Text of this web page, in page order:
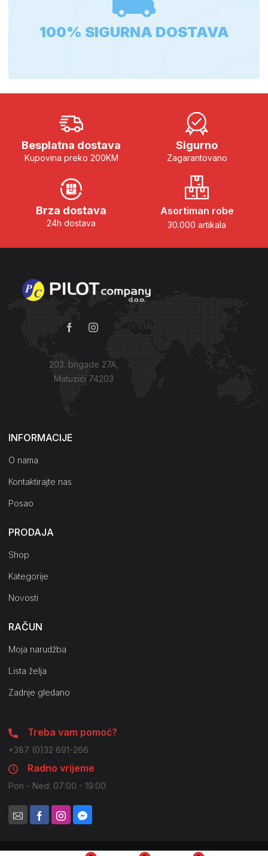
100% SIGURNA DOSTAVA
Besplatna dostava
Kupovina preko 200KM
Sigurno
Zagarantovano
Brza dostava
24h dostava
Asortiman robe
30.000 artikala
203. brigade 27A,
Matuzići 74203
Kako do nas?
INFORMACIJE
O nama
Kontaktirajte nas
Posao
PRODAJA
Shop
Kategorije
Novosti
RAČUN
Moja narudžba
Lista želja
Zadnje gledano
Treba vam pomoć?
+387 (0)32 691-266
Radno vrijeme
Pon - Ned: 07:00 - 19:00